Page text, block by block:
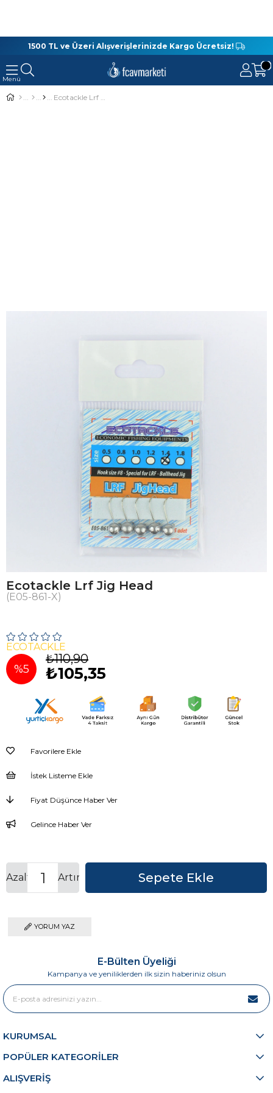
1500 TL ve Üzeri Alışverişlerinizde Kargo Ücretsiz!
Ecotackle Lrf Jig Head
Ecotackle Lrf Jig Head
(E05-861-X)
ECOTACKLE
%5
İndirim
₺110,90
₺105,35
Favorilere Ekle
İstek Listeme Ekle
Fiyat Düşünce Haber Ver
Gelince Haber Ver
Artır
Azalt
YORUM YAZ
E-Bülten Üyeliği
Kampanya ve yeniliklerden ilk sizin haberiniz olsun
KURUMSAL
POPÜLER KATEGORİLER
ALIŞVERİŞ